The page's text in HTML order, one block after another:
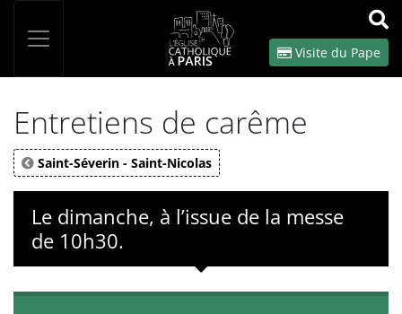
OK
Visite du Pape
Entretiens de carême
Saint-Séverin - Saint-Nicolas
Le dimanche, à l’issue de la messe
de 10h30.
Panneau de gestion des cookies